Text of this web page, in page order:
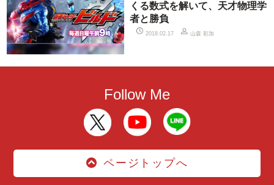
くる数式を解いて、天才物理学
者と勝負
2018.02.17 山森 彩加
Follow Me
ページトップへ